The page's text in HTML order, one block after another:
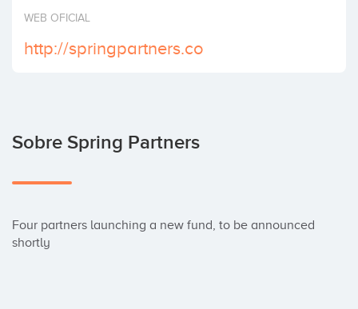
Invertir
WEB OFICIAL
http://springpartners.co
Sobre Spring Partners
Four partners launching a new fund, to be announced
shortly